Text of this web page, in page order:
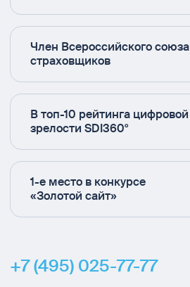
Член Всероссийского союза
страховщиков
В топ-10 рейтинга цифровой
зрелости SDI360°
1-е место в конкурсе
«Золотой сайт»
+7 (495) 025-77-77